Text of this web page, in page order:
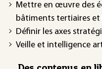
Mettre en œuvre des
bâtiments tertiaires et
Définir les axes
Veille et intelligence